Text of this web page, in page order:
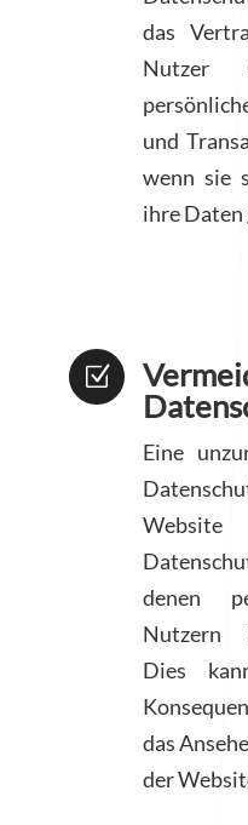
das
Nutzer
und
wenn sie
ihre Daten
Z
Eine
denen
Nutzern
Dies
das
der